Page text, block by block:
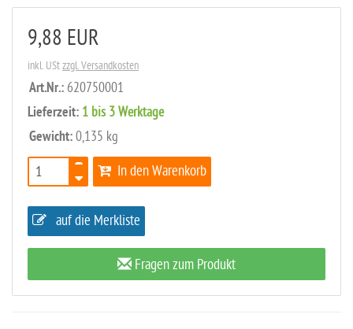
9,88 EUR
inkl. UStzzgl. Versandkosten
Art.Nr.: 620750001
Lieferzeit: 1 bis 3 Werktage
Gewicht: 0,135 kg
In den Warenkorb
auf die Merkliste
Fragen zum Produkt